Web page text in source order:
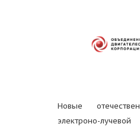
Новые
электроно-